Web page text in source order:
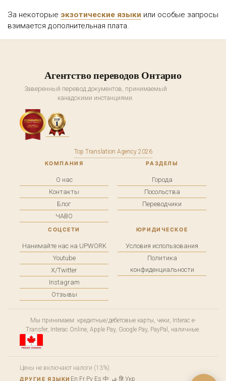
За некоторые экзотические языки или особые запросы
взимается дополнительная плата.
Агентство переводов Онтарио
Заверенный перевод документов, принимаемый
канадскими инстанциями.
Top Translation Agency 2026
КОМПАНИЯ
О нас
Контакты
Блог
ЧАВО
РАЗДЕЛЫ
Города
Посольства
Переводчики
СОЦСЕТИ
Нанимайте нас на UPWORK
Youtube
X/Twitter
Instagram
Отзывы
ЮРИДИЧЕСКОЕ
Условия использования
Политика
конфиденциальности
Мы принимаем: кредитные/дебетовые карты, чеки, Interac e-
Transfer, Interac Online, Apple Pay, Google Pay, PayPal, наличные.
Цены не включают налоги (13%).
ДРУГИЕ ЯЗЫКИ En·Fr·Ру·Es·中· عر·हि·Укр